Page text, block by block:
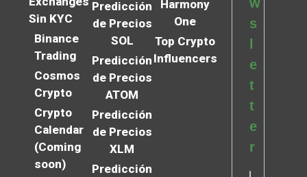
Sin KYC
Binance
Trading
Cosmos
Crypto
Crypto
Calendar
(Coming
soon)
Predicción
de Precios
SOL
Predicción
de Precios
ATOM
Predicción
de Precios
XLM
Predicción
Harmony
One
Top Crypto
Influencers
s
e
t
t
e
r